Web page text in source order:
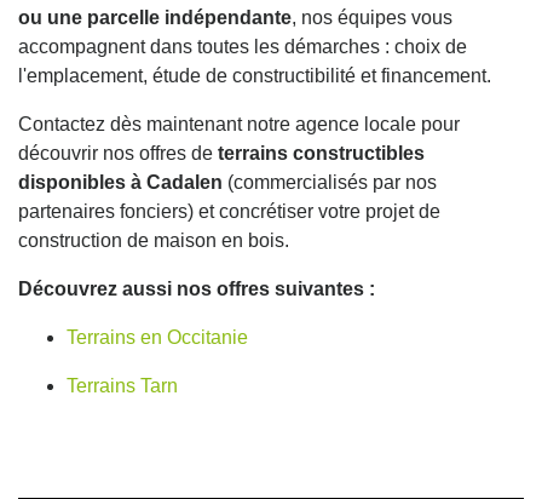
ou une parcelle indépendante, nos équipes vous
accompagnent dans toutes les démarches : choix de
l'emplacement, étude de constructibilité et financement.
Contactez dès maintenant notre agence locale pour
découvrir nos offres de terrains constructibles
disponibles à Cadalen (commercialisés par nos
partenaires fonciers) et concrétiser votre projet de
construction de maison en bois.
Découvrez aussi nos offres suivantes :
Terrains en Occitanie
Terrains Tarn